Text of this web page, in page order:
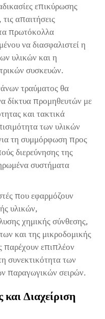
επικύρωσης
απαιτήσεις
πρωτόκολλα
να διασφαλιστεί η
υλικών και η
συσκευών.
τραύματος θα
δίκτυα προμηθευτών με
και τακτικά
των υλικών
τη συμμόρφωση προς
διερεύνησης της
συστήματα
που εφαρμόζουν
υλικών,
χημικής σύνθεσης,
και της μικροδομικής
παρέχουν επιπλέον
συνεκτικότητα των
παραγωγικών σειρών.
Διαχείριση